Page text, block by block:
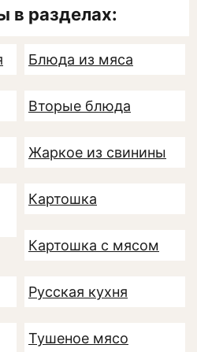
в разделах:
Блюда из мяса
Вторые блюда
Жаркое из свинины
Картошка
Картошка с мясом
Русская кухня
Тушеное мясо